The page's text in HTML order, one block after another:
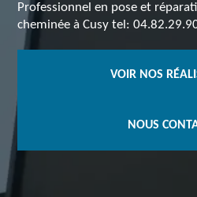
Professionnel en pose et
cheminée à Cusy tel:
VOIR NOS
NOUS